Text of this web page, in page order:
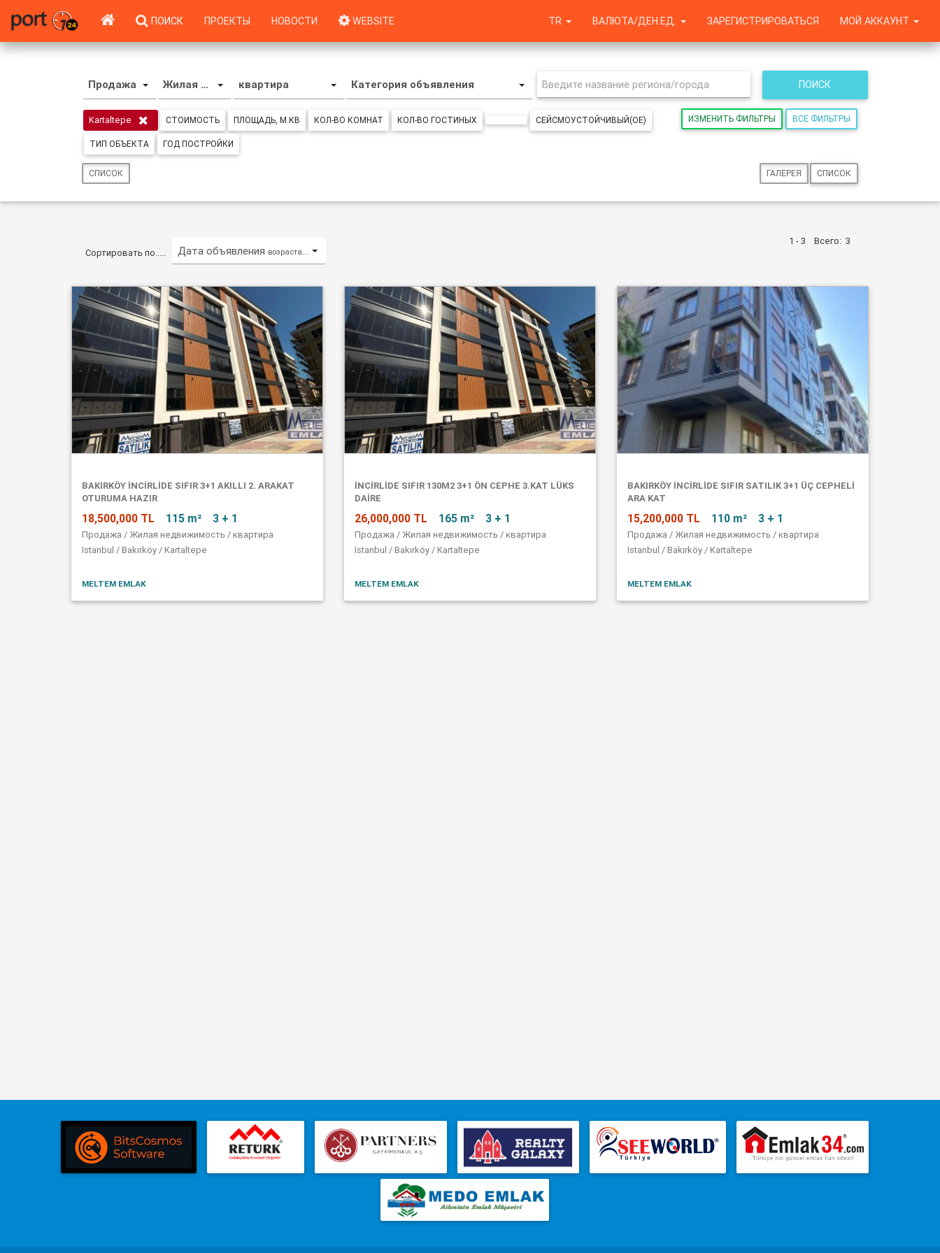
ПОИСК ПРОЕКТЫ НОВОСТИ WEBSITE МОЙ АККАУНТ
ЗАРЕГИСТРИРОВАТЬСЯ
ВАЛЮТА/ДЕН.ЕД.
TR
Продажа Жилая недвижимость
квартира Категория объявления ПОИСК
Kartaltepe СТОИМОСТЬ ПЛОЩАДЬ, М.КВ КОЛ-ВО КОМНАТ КОЛ-ВО ГОСТИНЫХ СЕЙСМОУСТОЙЧИВЫЙ(ОЕ)
ТИП ОБЪЕКТА ГОД ПОСТРОЙКИ
ИЗМЕНИТЬ ФИЛЬТРЫ ВСЕ ФИЛЬТРЫ
СПИСОК ГАЛЕРЕЯ СПИСОК
Сортировать по..... Дата объявления возрастающий/по возрастанию
1 - 3 Всего: 3
BAKIRKÖY İNCİRLİDE SIFIR 3+1 AKILLI 2. ARAKAT
OTURUMA HAZIR
18,500,000 TL 115 m² 3 + 1
Продажа / Жилая недвижимость / квартира
Istanbul / Bakırköy / Kartaltepe
MELTEM EMLAK
İNCİRLİDE SIFIR 130M2 3+1 ÖN CEPHE 3.KAT LÜKS
DAİRE
26,000,000 TL 165 m² 3 + 1
Продажа / Жилая недвижимость / квартира
Istanbul / Bakırköy / Kartaltepe
MELTEM EMLAK
BAKIRKÖY İNCİRLİDE SIFIR SATILIK 3+1 ÜÇ CEPHELİ
ARA KAT
15,200,000 TL 110 m² 3 + 1
Продажа / Жилая недвижимость / квартира
Istanbul / Bakırköy / Kartaltepe
MELTEM EMLAK